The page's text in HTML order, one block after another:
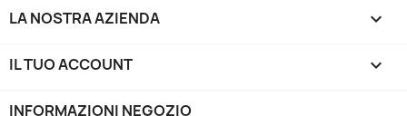
LA NOSTRA AZIENDA 
IL TUO ACCOUNT 
INFORMAZIONI NEGOZIO